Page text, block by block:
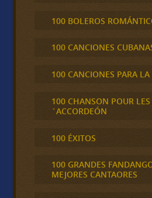
100 BOLEROS
100 CANCIONES
100 CANCIONES PARA
100 CHANSON POUR
´ACCORDEÓN
100 ÉXITOS
100 GRANDES
MEJORES CANTAORES